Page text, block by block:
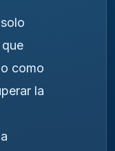
como
la